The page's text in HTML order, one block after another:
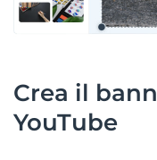
Crea il
YouTube